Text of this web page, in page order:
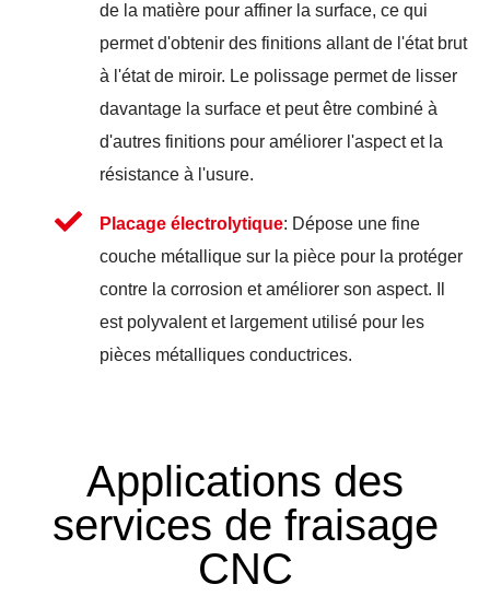
de la matière pour affiner la surface, ce qui
permet d'obtenir des finitions allant de l'état brut
à l'état de miroir. Le polissage permet de lisser
davantage la surface et peut être combiné à
d'autres finitions pour améliorer l'aspect et la
résistance à l'usure.
Placage électrolytique: Dépose une fine
couche métallique sur la pièce pour la protéger
contre la corrosion et améliorer son aspect. Il
est polyvalent et largement utilisé pour les
pièces métalliques conductrices.
Applications des
services de fraisage
CNC